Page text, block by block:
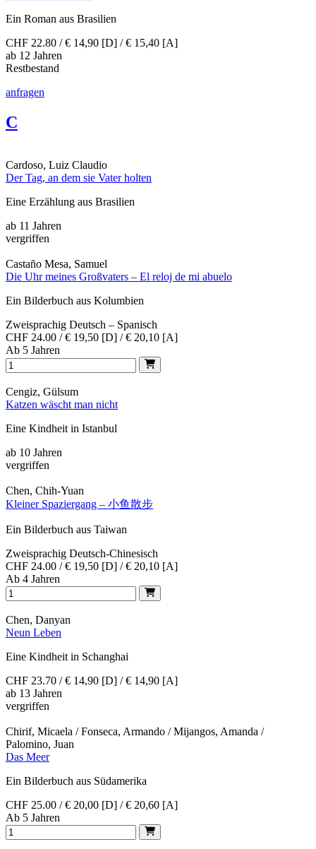
Ein Roman aus Brasilien
CHF 22.80 / € 14,90 [D] / € 15,40 [A]
ab 12 Jahren
Restbestand
anfragen
C
Cardoso, Luiz Claudio
Der Tag, an dem sie Vater holten
Eine Erzählung aus Brasilien
ab 11 Jahren
vergriffen
Castaño Mesa, Samuel
Die Uhr meines Großvaters – El reloj de mi abuelo
Ein Bilderbuch aus Kolumbien
Zweisprachig Deutsch – Spanisch
CHF 24.00 / € 19,50 [D] / € 20,10 [A]
Ab 5 Jahren
Cengiz, Gülsum
Katzen wäscht man nicht
Eine Kindheit in Istanbul
ab 10 Jahren
vergriffen
Chen, Chih-Yuan
Kleiner Spaziergang – 小鱼散步
Ein Bilderbuch aus Taiwan
Zweisprachig Deutsch-Chinesisch
CHF 24.00 / € 19,50 [D] / € 20,10 [A]
Ab 4 Jahren
Chen, Danyan
Neun Leben
Eine Kindheit in Schanghai
CHF 23.70 / € 14,90 [D] / € 14,90 [A]
ab 13 Jahren
vergriffen
Chirif, Micaela / Fonseca, Armando / Mijangos, Amanda /
Palomino, Juan
Das Meer
Ein Bilderbuch aus Südamerika
CHF 25.00 / € 20,00 [D] / € 20,60 [A]
Ab 5 Jahren